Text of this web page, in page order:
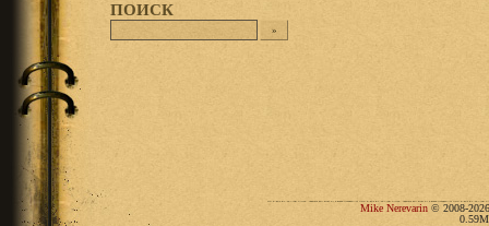
ПОИСК
Mike Nerevarin © 2008-